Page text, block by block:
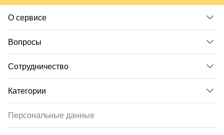
О сервисе
Вопросы
Сотрудничество
Категории
Персональные данные